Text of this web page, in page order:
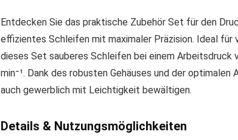
Entdecken Sie das praktische Zubehör Set für den
effizientes Schleifen mit maximaler Präzision. Ideal
dieses Set sauberes Schleifen bei einem Arbeitsdruck
min⁻¹. Dank des robusten Gehäuses und der
auch gewerblich mit Leichtigkeit bewältigen.
Details & Nutzungsmöglichkeiten